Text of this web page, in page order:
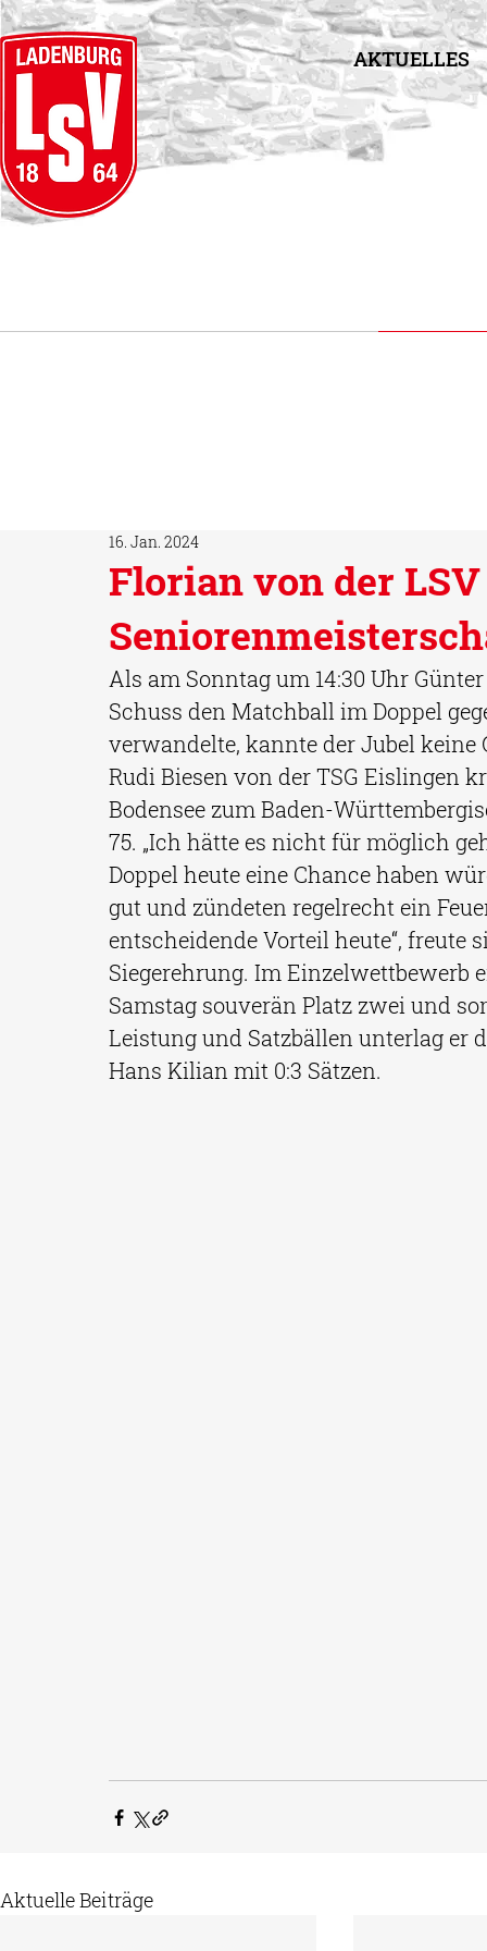
AKTUELLES
Florian von der
16. Jan. 2024
Als am Sonntag um 14:30 Uhr
Schuss den Matchball im Doppel
verwandelte, kannte der Jubel
Rudi Biesen von der TSG Eislingen
Bodensee zum Baden-
75. „Ich hätte es nicht für möglich
Doppel heute eine Chance haben
gut und zündeten regelrecht ein
entscheidende Vorteil heute“,
Siegerehrung. Im Einzelwettbewerb
Samstag souverän Platz zwei und
Leistung und Satzbällen unterlag er
Hans Kilian mit 0:3 Sätzen.
Aktuelle Beiträge